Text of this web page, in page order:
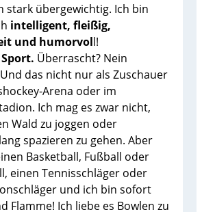
stark übergewichtig. Ich bin
intelligent, fleißig,
und humorvoll!
Überrascht? Nein
das nicht nur als Zuschauer
Arena oder im
Ich mag es zwar nicht,
Wald zu joggen oder
spazieren zu gehen. Aber
Basketball, Fußball oder
einen Tennisschläger oder
und ich bin sofort
Flamme! Ich liebe es Bowlen zu